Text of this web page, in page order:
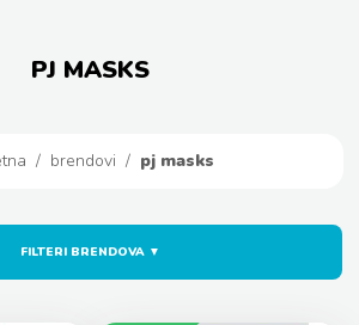
PJ MASKS
/ brendovi / pj masks
FILTERI BRENDOVA ▼